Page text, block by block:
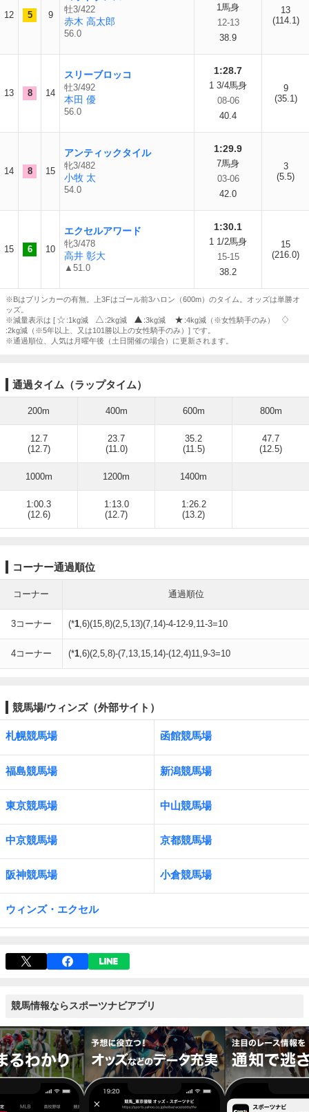
12 5 9
牡3/422
赤木 高太郎
56.0
1馬身
12-13
38.9
13
(114.1)
13 8 14
スリーブロッコ
牡3/492
本田 優
56.0
1:28.7
1 3/4馬身
08-06
40.4
9
(35.1)
14 8 15
アンティックタイル
牝3/482
小牧 太
54.0
1:29.9
7馬身
03-06
42.0
3
(5.5)
15 6 10
エクセルアワード
牝3/478
高井 彰大
▲51.0
1:30.1
1 1/2馬身
15-15
38.2
15
(216.0)
※Bはブリンカーの有無。上3Fはゴール前3ハロン（600m）のタイム。オッズは単勝オ
ッズ。
※減量表示は [
:1kg減 :2kg減 :3kg減
:4kg減（※女性騎手のみ）
:2kg減（※5年以上、又は101勝以上の女性騎手のみ）] です。
※通過順位、人気は月曜午後（土日開催の場合）に更新されます。
通過タイム（ラップタイム）
200m 400m 600m 800m
12.7
(12.7)
23.7
(11.0)
35.2
(11.5)
47.7
(12.5)
1000m 1200m 1400m
1:00.3
(12.6)
1:13.0
(12.7)
1:26.2
(13.2)
コーナー通過順位
コーナー 通過順位
3コーナー (*1,6)(15,8)(2,5,13)(7,14)-4-12-9,11-3=10
4コーナー (*1,6)(2,5,8)-(7,13,15,14)-(12,4)11,9-3=10
競馬場/ウィンズ（外部サイト）
札幌競馬場 函館競馬場
福島競馬場 新潟競馬場
東京競馬場 中山競馬場
中京競馬場 京都競馬場
阪神競馬場 小倉競馬場
ウィンズ・エクセル
競馬情報ならスポーツナビアプリ